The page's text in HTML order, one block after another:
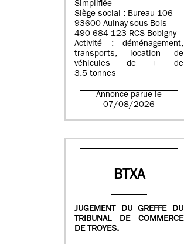
Simplifiée
Siège social : Bureau 106
93600 Aulnay-sous-Bois
490 684 123 RCS Bobigny
Activité : déménagement,
transports, location de
véhicules de + de
3.5 tonnes
Annonce parue le
07/08/2026
BTXA
JUGEMENT DU GREFFE DU
TRIBUNAL DE COMMERCE
DE TROYES.